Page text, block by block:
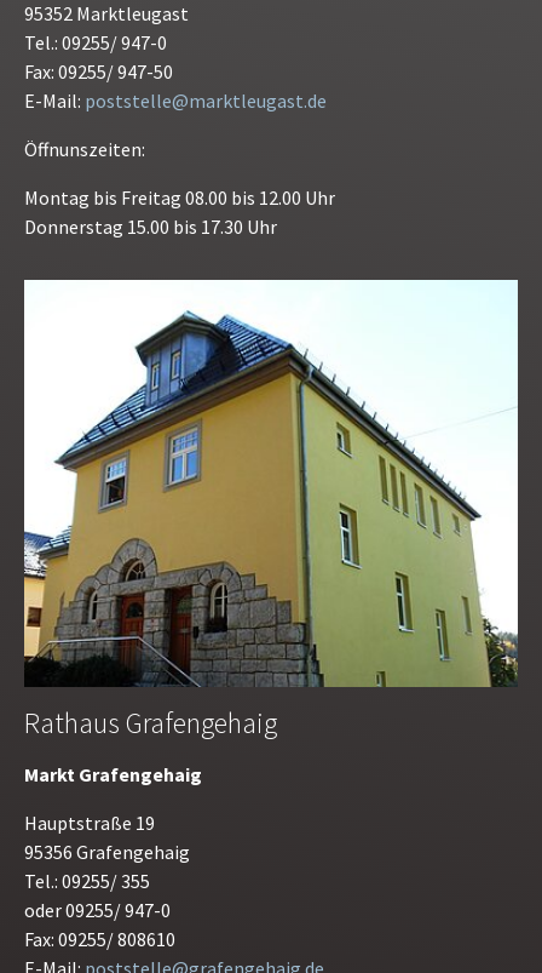
95352 Marktleugast
Tel.: 09255/ 947-0
Fax: 09255/ 947-50
E-Mail: poststelle@marktleugast.de
Öffnunszeiten:
Montag bis Freitag 08.00 bis 12.00 Uhr
Donnerstag 15.00 bis 17.30 Uhr
Rathaus Grafengehaig
Markt Grafengehaig
Hauptstraße 19
95356 Grafengehaig
Tel.: 09255/ 355
oder 09255/ 947-0
Fax: 09255/ 808610